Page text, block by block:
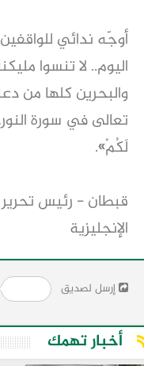
أوجّه ندائي
اليوم.. لا تنسوا
والبحرين كلها من
تعالى في سورة
لَكُمْ».
قبطان - رئيس
الإنجليزية
إرسل لصديقFacebook
أخبار تهمك